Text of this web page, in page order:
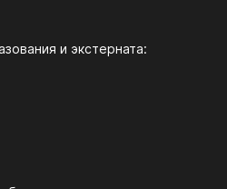
и экстерната: